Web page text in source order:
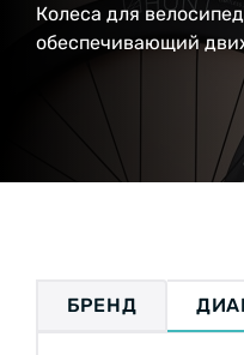
Колеса для
обеспечивающий
БРЕНД